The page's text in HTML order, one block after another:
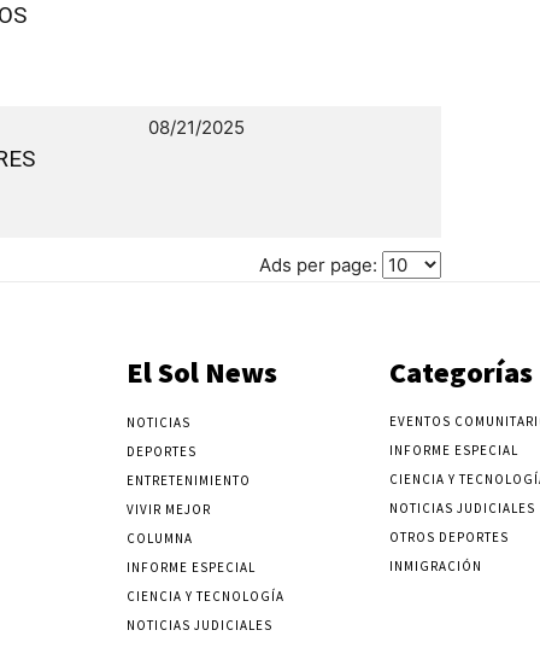
08/21/2025
Ads per page:
El Sol News
NOTICIAS
DEPORTES
ENTRETENIMIENTO
VIVIR MEJOR
COLUMNA
INFORME ESPECIAL
CIENCIA Y TECNOLOGÍA
NOTICIAS JUDICIALES
Categorías
EVENTOS
INFORME ESPECIAL
CIENCIA Y
NOTICIAS JUDICIALES
OTROS DEPORTES
INMIGRACIÓN